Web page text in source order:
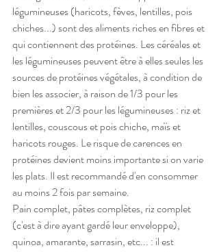
légumineuses (haricots, fèves, lentilles, pois
chiches...) sont des aliments riches en fibres et
qui contiennent des protéines. Les céréales et
les légumineuses peuvent être à elles seules les
sources de protéines végétales, à condition de
bien les associer, à raison de 1/3 pour les
premières et 2/3 pour les légumineuses : riz et
lentilles, couscous et pois chiche, maïs et
haricots rouges. Le risque de carences en
protéines devient moins importante si on varie
les plats. Il est recommandé d'en consommer
au moins 2 fois par semaine.
Pain complet, pâtes complètes, riz complet
(c'est à dire ayant gardé leur enveloppe),
quinoa, amarante, sarrasin, etc... : il est